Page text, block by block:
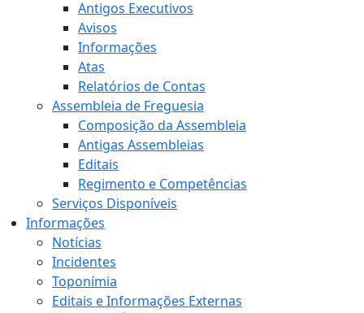
Antigos Executivos
Avisos
Informações
Atas
Relatórios de Contas
Assembleia de Freguesia
Composição da Assembleia
Antigas Assembleias
Editais
Regimento e Competências
Serviços Disponíveis
Informações
Notícias
Incidentes
Toponímia
Editais e Informações Externas